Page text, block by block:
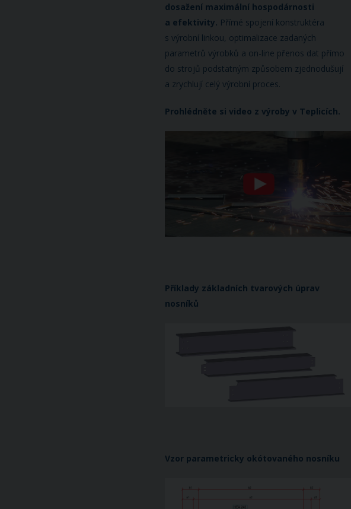
dosažení maximální hospodárnosti
a efektivity. Přímé spojení konstruktéra
s výrobní linkou, optimalizace zadaných
parametrů výrobků a on-line přenos dat přímo
do strojů podstatným způsobem zjednodušují
a zrychlují celý výrobní proces.
Prohlédněte si video z výroby v Teplicích.
Příklady základních tvarových úprav
nosníků
Vzor parametricky okótovaného nosníku